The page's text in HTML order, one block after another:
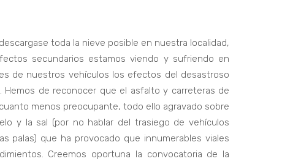
toda la nieve posible en nuestra localidad,
secundarios estamos viendo y sufriendo en
de nuestros vehículos los efectos del desastroso
de reconocer que el asfalto y carreteras de
menos preocupante, todo ello agravado sobre
y la sal (por no hablar del trasiego de vehículos
palas) que ha provocado que innumerables viales
Creemos oportuna la convocatoria de la